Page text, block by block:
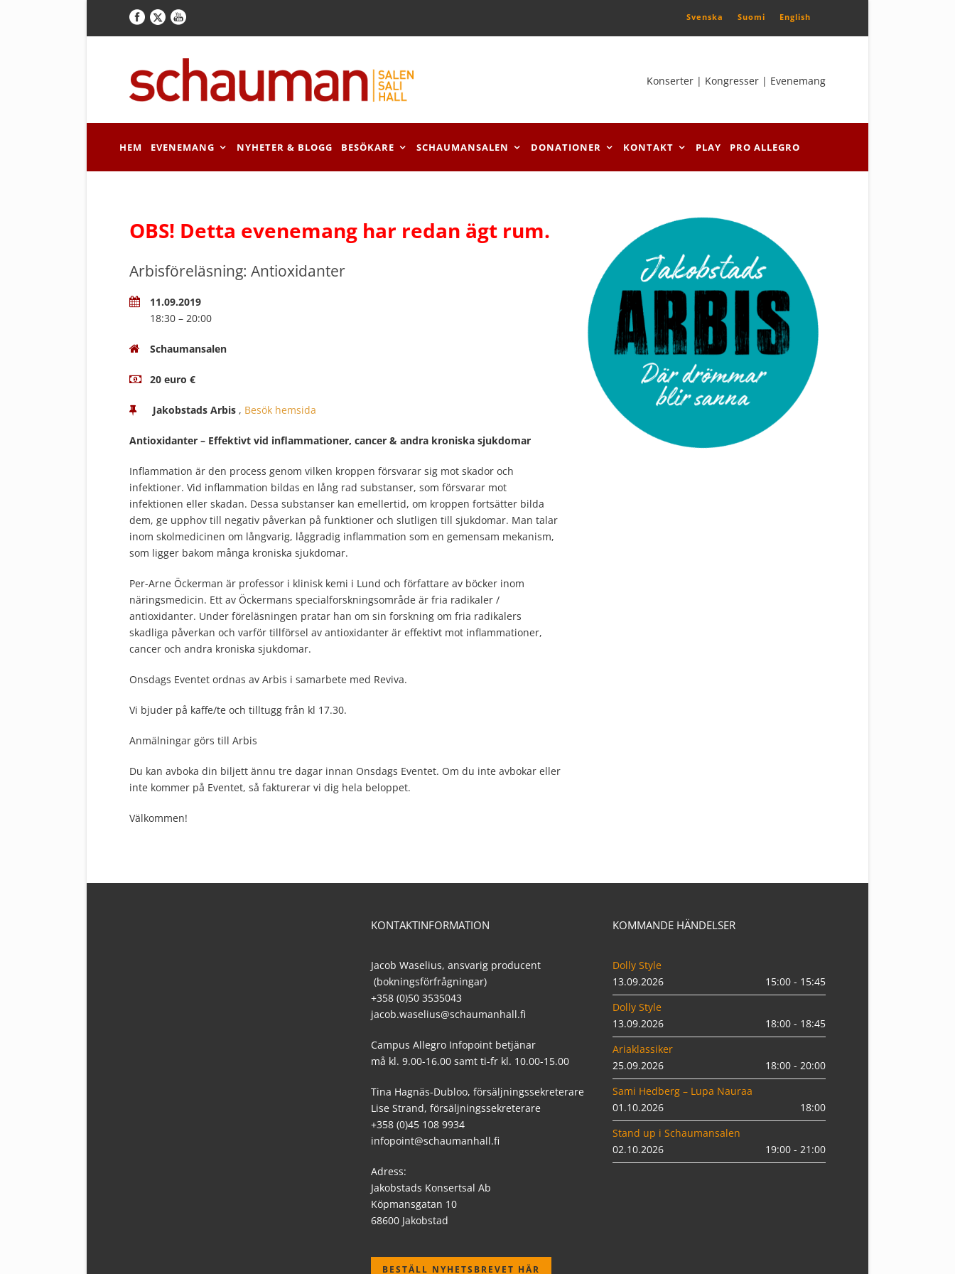
Svenska Suomi English
Konserter | Kongresser | Evenemang
HEM EVENEMANG NYHETER & BLOGG BESÖKARE SCHAUMANSALEN DONATIONER KONTAKT PLAY PRO ALLEGRO
OBS! Detta evenemang har redan ägt rum.
Arbisföreläsning: Antioxidanter
11.09.2019
18:30 – 20:00
Schaumansalen
20 euro €
Jakobstads Arbis , Besök hemsida
Antioxidanter – Effektivt vid inflammationer, cancer & andra kroniska sjukdomar
Inflammation är den process genom vilken kroppen försvarar sig mot skador och
infektioner. Vid inflammation bildas en lång rad substanser, som försvarar mot
infektionen eller skadan. Dessa substanser kan emellertid, om kroppen fortsätter bilda
dem, ge upphov till negativ påverkan på funktioner och slutligen till sjukdomar. Man talar
inom skolmedicinen om långvarig, låggradig inflammation som en gemensam mekanism,
som ligger bakom många kroniska sjukdomar.
Per-Arne Öckerman är professor i klinisk kemi i Lund och författare av böcker inom
näringsmedicin. Ett av Öckermans specialforskningsområde är fria radikaler /
antioxidanter. Under föreläsningen pratar han om sin forskning om fria radikalers
skadliga påverkan och varför tillförsel av antioxidanter är effektivt mot inflammationer,
cancer och andra kroniska sjukdomar.
Onsdags Eventet ordnas av Arbis i samarbete med Reviva.
Vi bjuder på kaffe/te och tilltugg från kl 17.30.
Anmälningar görs till Arbis
Du kan avboka din biljett ännu tre dagar innan Onsdags Eventet. Om du inte avbokar eller
inte kommer på Eventet, så fakturerar vi dig hela beloppet.
Välkommen!
KONTAKTINFORMATION
Jacob Waselius, ansvarig producent
(bokningsförfrågningar)
+358 (0)50 3535043
jacob.waselius@schaumanhall.fi
Campus Allegro Infopoint betjänar
må kl. 9.00-16.00 samt ti-fr kl. 10.00-15.00
Tina Hagnäs-Dubloo, försäljningssekreterare
Lise Strand, försäljningssekreterare
+358 (0)45 108 9934
infopoint@schaumanhall.fi
Adress:
Jakobstads Konsertsal Ab
Köpmansgatan 10
68600 Jakobstad
BESTÄLL NYHETSBREVET HÄR
KOMMANDE HÄNDELSER
Dolly Style
13.09.2026
15:00 - 15:45
Dolly Style
13.09.2026
18:00 - 18:45
Ariaklassiker
25.09.2026
18:00 - 20:00
Sami Hedberg – Lupa Nauraa
01.10.2026
18:00
Stand up i Schaumansalen
02.10.2026
19:00 - 21:00